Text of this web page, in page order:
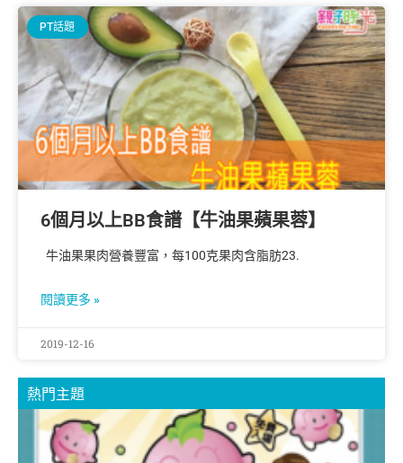
PT話題
6個月以上BB食譜【牛油果蘋果蓉】
牛油果果肉營養豐富，每100克果肉含脂肪23.
閱讀更多 »
2019-12-16
熱門主題